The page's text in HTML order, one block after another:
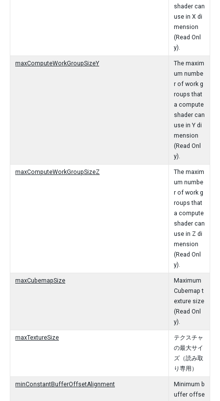
shader can
use in X di
mension
(Read Onl
y).
maxComputeWorkGroupSizeY
The maxim
um numbe
r of work g
roups that
a compute
shader can
use in Y di
mension
(Read Onl
y).
maxComputeWorkGroupSizeZ
The maxim
um numbe
r of work g
roups that
a compute
shader can
use in Z di
mension
(Read Onl
y).
maxCubemapSize
Maximum
Cubemap t
exture size
(Read Onl
y).
maxTextureSize
テクスチャ
の最大サイ
ズ（読み取
り専用）
minConstantBufferOffsetAlignment
Minimum b
uffer offse